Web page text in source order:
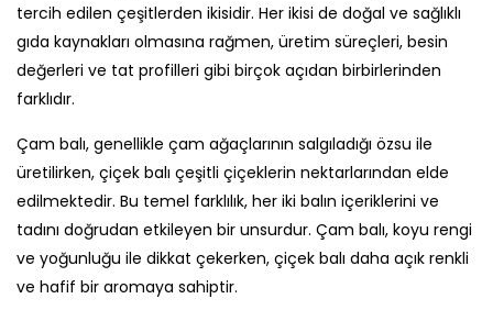
tercih edilen çeşitlerden ikisidir. Her ikisi de doğal ve sağlıklı
gıda kaynakları olmasına rağmen, üretim süreçleri, besin
değerleri ve tat profilleri gibi birçok açıdan birbirlerinden
farklıdır.
Çam balı, genellikle çam ağaçlarının salgıladığı özsu ile
üretilirken, çiçek balı çeşitli çiçeklerin nektarlarından elde
edilmektedir. Bu temel farklılık, her iki balın içeriklerini ve
tadını doğrudan etkileyen bir unsurdur. Çam balı, koyu rengi
ve yoğunluğu ile dikkat çekerken, çiçek balı daha açık renkli
ve hafif bir aromaya sahiptir.